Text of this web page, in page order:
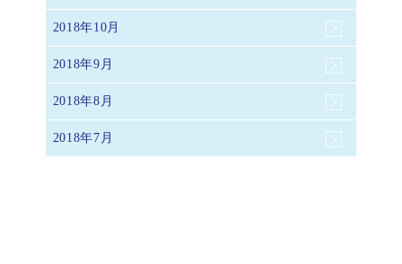
2018年10月
2018年9月
2018年8月
2018年7月